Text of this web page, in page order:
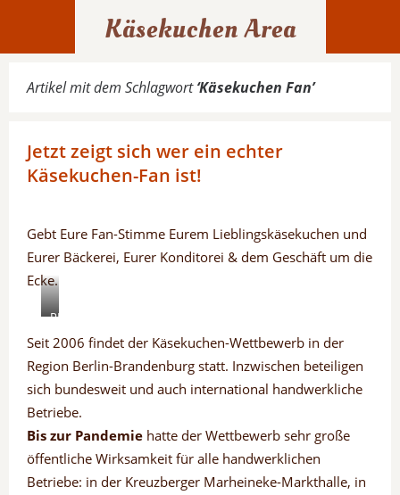
Käsekuchen Area
Artikel mit dem Schlagwort‘Käsekuchen Fan’
Jetzt zeigt sich wer ein echter
Käsekuchen-Fan ist!
Gebt Eure Fan-Stimme Eurem Lieblingskäsekuchen und
Eurer Bäckerei, Eurer Konditorei & dem Geschäft um die
Ecke.
PENTAX
CAMERA
Seit 2006 findet der Käsekuchen-Wettbewerb in der
Region Berlin-Brandenburg statt. Inzwischen beteiligen
sich bundesweit und auch international handwerkliche
Betriebe.
Bis zur Pandemie hatte der Wettbewerb sehr große
öffentliche Wirksamkeit für alle handwerklichen
Betriebe: in der Kreuzberger Marheineke-Markthalle, in